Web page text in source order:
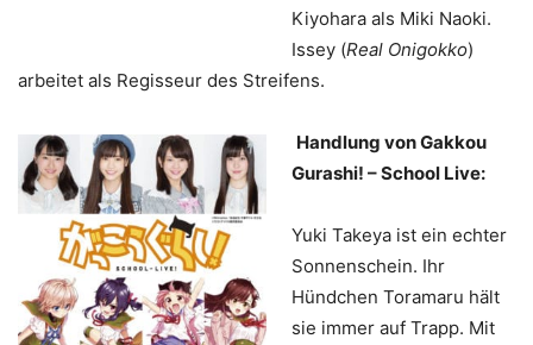
Kiyohara als Miki Naoki.
Issey (Real Onigokko)
arbeitet als Regisseur des Streifens.
Handlung von Gakkou
Gurashi! – School Live:
Yuki Takeya ist ein echter
Sonnenschein. Ihr
Hündchen Toramaru hält
sie immer auf Trapp. Mit